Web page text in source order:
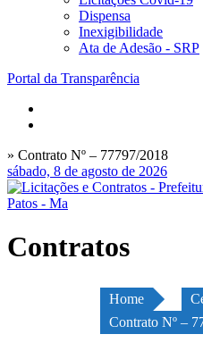
Dispensa
Inexigibilidade
Ata de Adesão - SRP
Portal da Transparência
» Contrato Nº – 77797/2018
sábado, 8 de agosto de 2026
Contratos
Home
Contrato Nº –